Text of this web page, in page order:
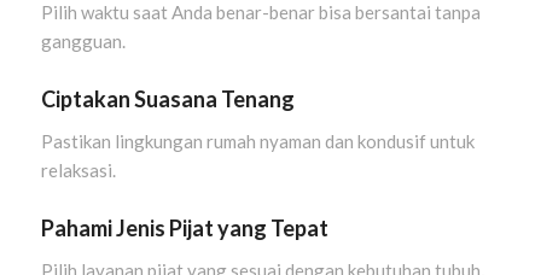
Pilih waktu saat Anda benar-benar bisa bersantai tanpa
gangguan.
Ciptakan Suasana Tenang
Pastikan lingkungan rumah nyaman dan kondusif untuk
relaksasi.
Pahami Jenis Pijat yang Tepat
Pilih layanan pijat yang sesuai dengan kebutuhan tubuh,